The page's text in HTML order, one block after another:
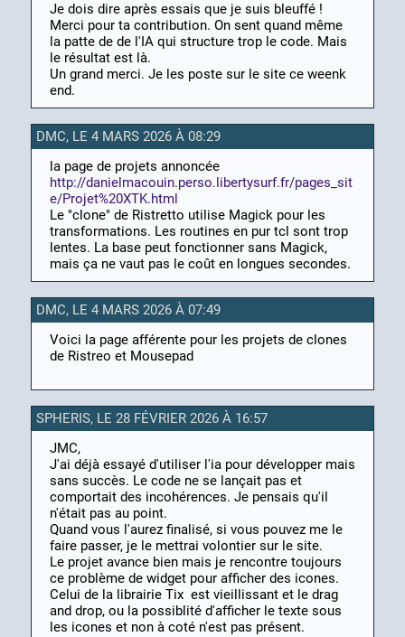
Je dois dire après essais que je suis bleuffé !
Merci pour ta contribution. On sent quand même
la patte de de l'IA qui structure trop le code. Mais
le résultat est là.
Un grand merci. Je les poste sur le site ce weenk
end.
DMC, LE 4 MARS 2026 À 08:29
la page de projets annoncée
http://danielmacouin.perso.libertysurf.fr/pages_sit
e/Projet%20XTK.html
Le "clone" de Ristretto utilise Magick pour les
transformations. Les routines en pur tcl sont trop
lentes. La base peut fonctionner sans Magick,
mais ça ne vaut pas le coût en longues secondes.
DMC, LE 4 MARS 2026 À 07:49
Voici la page afférente pour les projets de clones
de Ristreo et Mousepad
SPHERIS, LE 28 FÉVRIER 2026 À 16:57
JMC,
J'ai déjà essayé d'utiliser l'ia pour développer mais
sans succès. Le code ne se lançait pas et
comportait des incohérences. Je pensais qu'il
n'était pas au point.
Quand vous l'aurez finalisé, si vous pouvez me le
faire passer, je le mettrai volontier sur le site.
Le projet avance bien mais je rencontre toujours
ce problème de widget pour afficher des icones.
Celui de la librairie Tix est vieillissant et le drag
and drop, ou la possiblité d'afficher le texte sous
les icones et non à coté n'est pas présent.